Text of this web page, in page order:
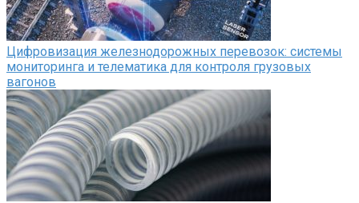
Цифровизация железнодорожных перевозок: системы
мониторинга и телематика для контроля грузовых
вагонов